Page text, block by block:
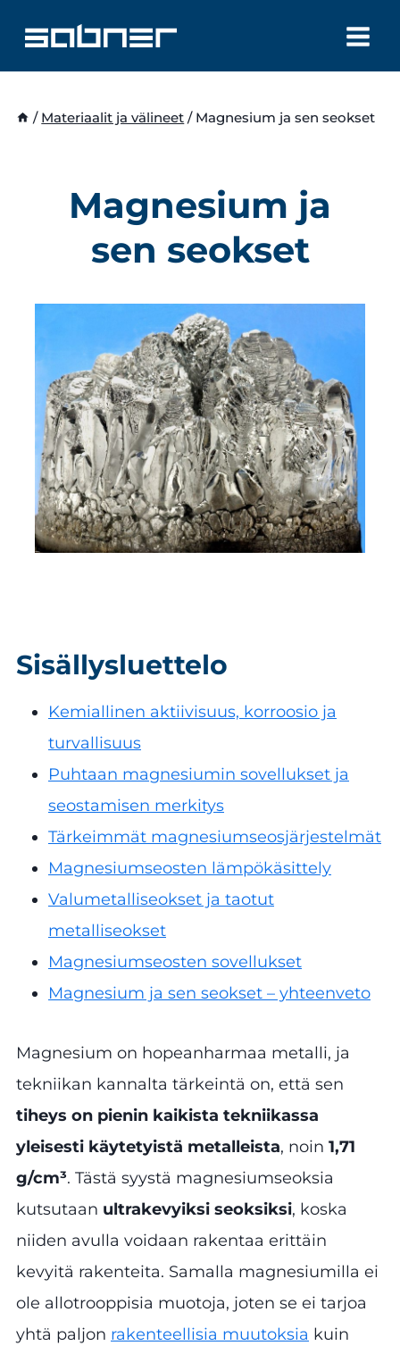
sisältöön
/ Materiaalit ja välineet / Magnesium ja sen seokset
Magnesium ja
sen seokset
Sisällysluettelo
Kemiallinen aktiivisuus, korroosio ja
turvallisuus
Puhtaan magnesiumin sovellukset ja
seostamisen merkitys
Tärkeimmät magnesiumseosjärjestelmät
Magnesiumseosten lämpökäsittely
Valumetalliseokset ja taotut
metalliseokset
Magnesiumseosten sovellukset
Magnesium ja sen seokset – yhteenveto
Magnesium on hopeanharmaa metalli, ja
tekniikan kannalta tärkeintä on, että sen
tiheys on pienin kaikista tekniikassa
yleisesti käytetyistä metalleista, noin 1,71
g/cm³. Tästä syystä magnesiumseoksia
kutsutaan ultrakevyiksi seoksiksi, koska
niiden avulla voidaan rakentaa erittäin
kevyitä rakenteita. Samalla magnesiumilla ei
ole allotrooppisia muotoja, joten se ei tarjoa
yhtä paljon rakenteellisia muutoksia kuin